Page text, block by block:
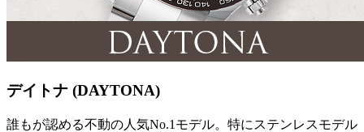
デイトナ (DAYTONA)
誰もが認める不動の人気No.1モデル。特にステンレスモデル